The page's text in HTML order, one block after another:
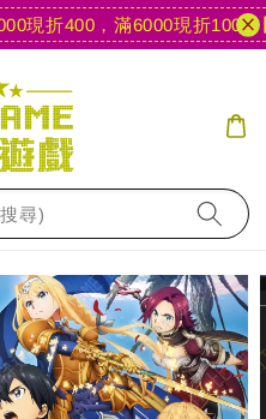
現折400，滿6000現折1000【
尋)